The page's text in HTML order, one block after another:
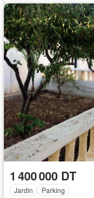
1 400 000 DT
Jardin Parking